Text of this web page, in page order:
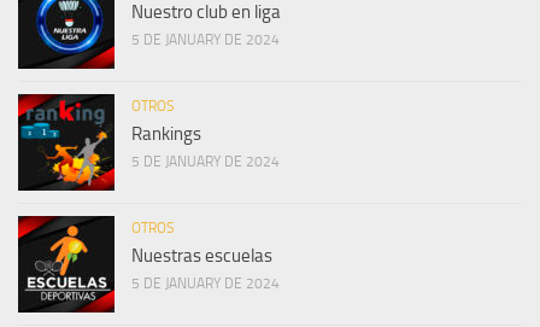
Nuestro club en liga
5 DE JANUARY DE 2024
OTROS
Rankings
5 DE JANUARY DE 2024
OTROS
Nuestras escuelas
5 DE JANUARY DE 2024